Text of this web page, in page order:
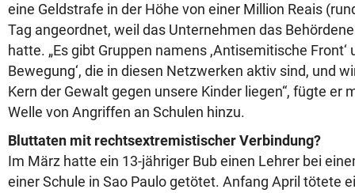
eine Geldstrafe in der Höhe von einer Million Reais
Tag angeordnet, weil das Unternehmen das
hatte. „Es gibt Gruppen namens ,Antisemitische
Bewegung‘, die in diesen Netzwerken aktiv sind, und
Kern der Gewalt gegen unsere Kinder liegen“, fügte er
Welle von Angriffen an Schulen hinzu.
Bluttaten mit rechtsextremistischer Verbindung?
Im März hatte ein 13-jähriger Bub einen Lehrer bei
einer Schule in Sao Paulo getötet. Anfang April tötete